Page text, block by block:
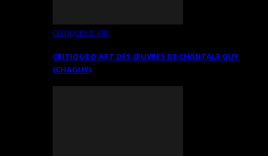
CRITIQUES D’ART
CRITIQUE D’ART DES ŒUVRES DE CHANTALE GUY
(CHAGUY)